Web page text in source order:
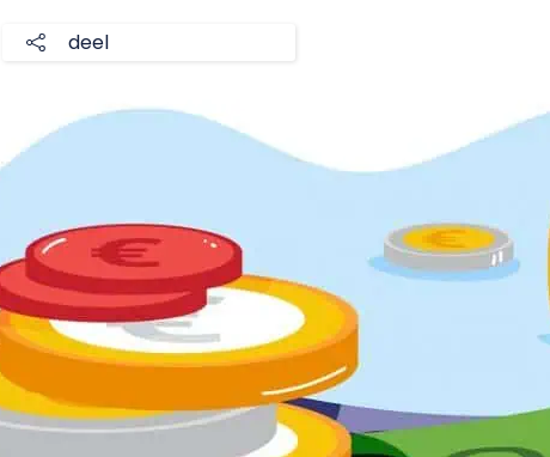
deel